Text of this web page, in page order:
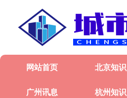
网站首页 北京知识
广州讯息 杭州知识